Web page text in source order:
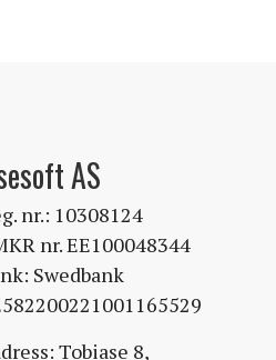
AS
nr.: 10308124
nr. EE100048344
Swedbank
Tobiase 8,